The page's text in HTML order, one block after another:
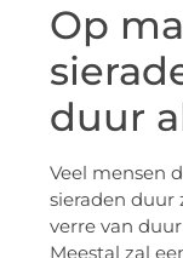
Op
duur
Veel mensen
sieraden duur
verre van
Meestal zal